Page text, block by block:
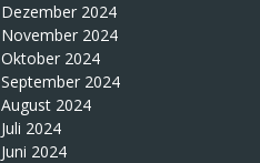
Dezember 2024
November 2024
Oktober 2024
September 2024
August 2024
Juli 2024
Juni 2024